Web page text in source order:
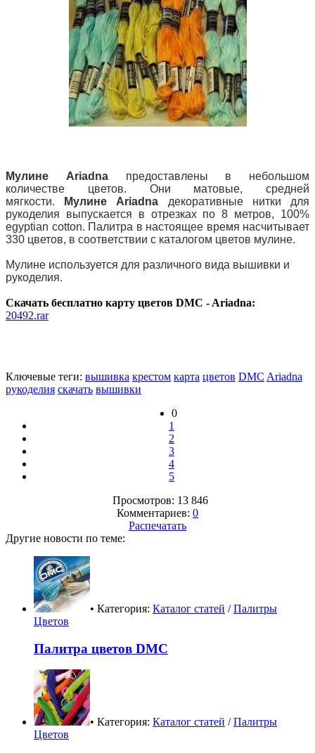
Мулине Ariadna предоставлены в небольшом
количестве цветов. Они матовые, средней
мягкости.
Мулине Ariadna
декоративные нитки для
рукоделия выпускается в отрезках по 8 метров, 100%
egyptian cotton. Палитра в настоящее время насчитывает
330 цветов, в соответствии с каталогом цветов мулине.
Мулине используется для различного вида вышивки и
рукоделия.
Скачать бесплатно карту цветов DMC - Ariadna:
20492.rar
Ключевые теги: вышивка крестом карта цветов DMC Ariadna
рукоделия скачать вышивки
0
1
2
3
4
5
Просмотров: 13 846
Комментариев: 0
Распечатать
Другие новости по теме:
• Категория: Каталог статей /Палитры
Цветов
Палитра цветов DMC
• Категория: Каталог статей /Палитры
Цветов